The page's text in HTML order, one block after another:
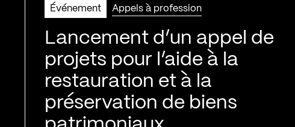
Événement Appels à profession
Lancement d’un appel de
projets pour l’aide à la
restauration et à la
préservation de biens